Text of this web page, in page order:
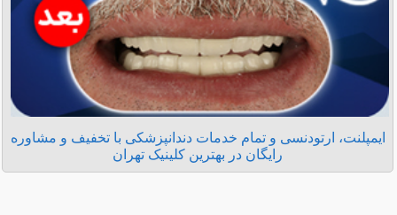
ایمپلنت، ارتودنسی و تمام خدمات دندانپزشکی با تخفیف و مشاوره
رایگان در بهترین کلینیک تهران